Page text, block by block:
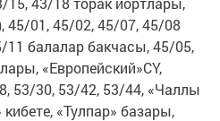
45/01, 45/02, 45/07, 45/08
11 балалар бакчасы, 45/05,
«Европейский»СҮ,
53/30, 53/42, 53/44, «Чаллы
«Тулпар» базары,